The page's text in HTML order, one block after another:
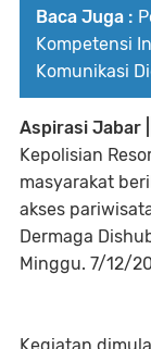
Baca Juga :
Kompetensi
Komunikasi
Aspirasi Jabar
Kepolisian
masyarakat
akses
Dermaga
Minggu. 7/12/
Kegiatan